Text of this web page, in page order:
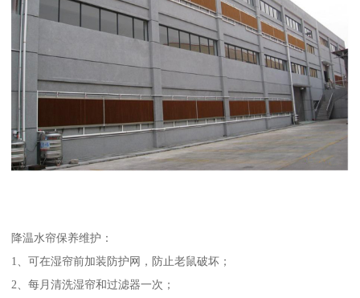
降温水帘保养维护：
1、可在湿帘前加装防护网，防止老鼠破坏；
2、每月清洗湿帘和过滤器一次；